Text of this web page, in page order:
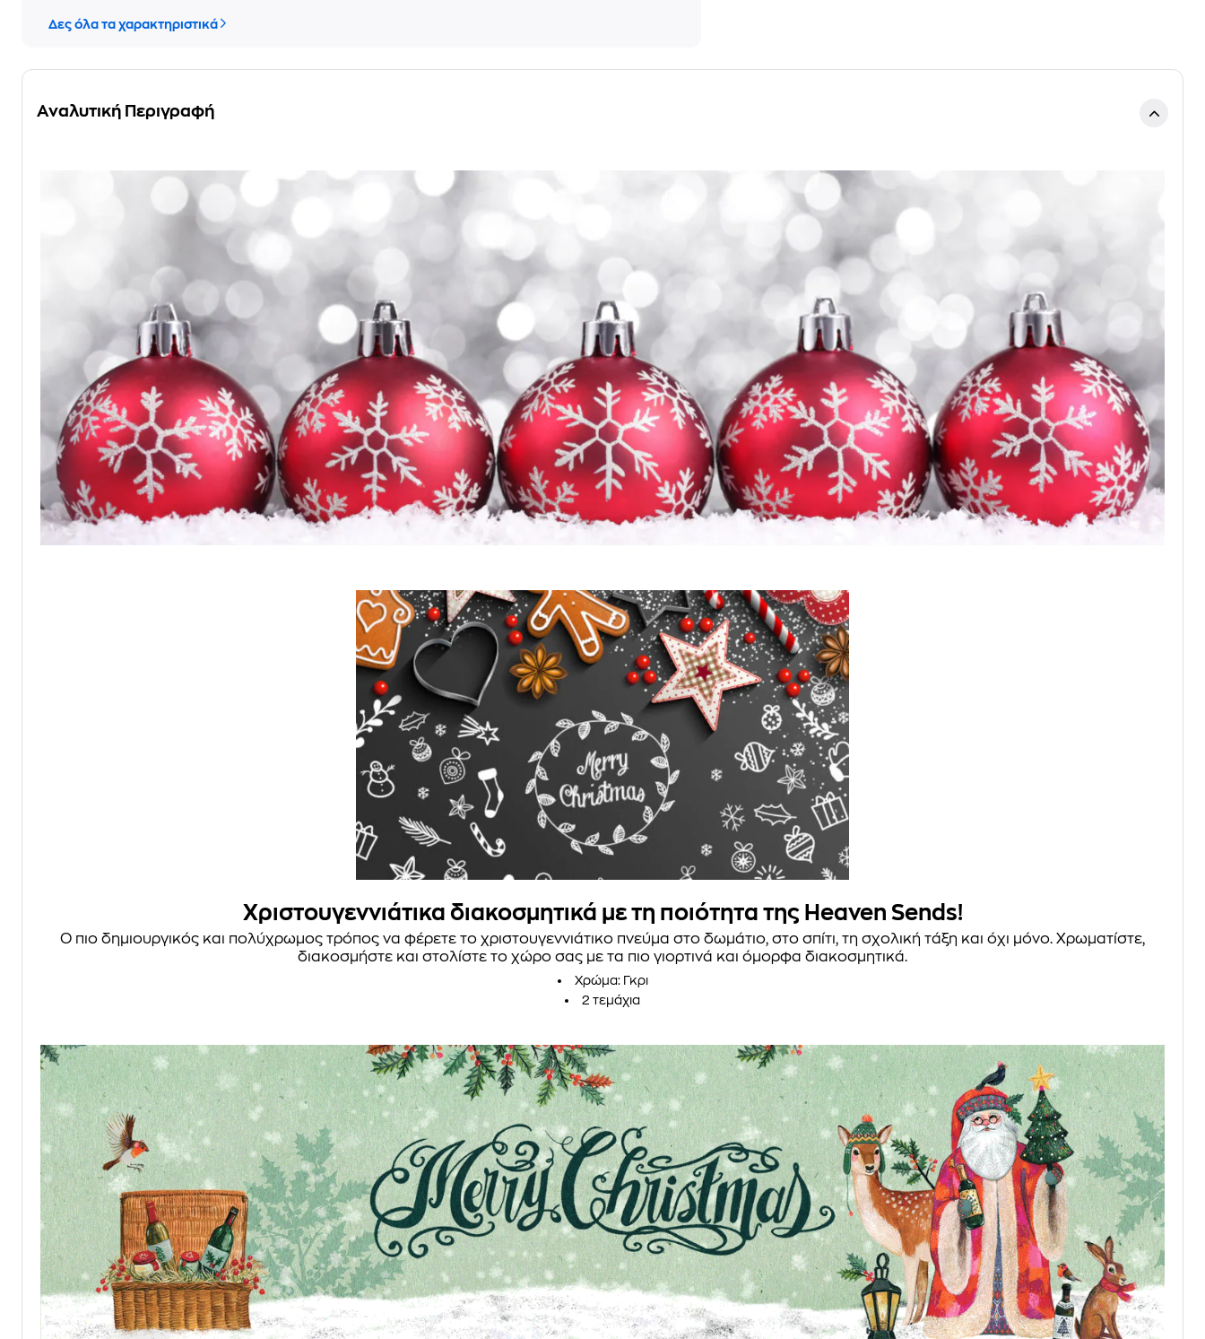
Δες όλα τα χαρακτηριστικά
Αναλυτική Περιγραφή
Χριστουγεννιάτικα διακοσμητικά με τη ποιότητα της Heaven Sends!
Ο πιο δημιουργικός και πολύχρωμος τρόπος να φέρετε το χριστουγεννιάτικο πνεύμα στο δωμάτιο, στο σπίτι, τη σχολική τάξη και όχι μόνο. Χρωματίστε,
διακοσμήστε και στολίστε το χώρο σας με τα πιο γιορτινά και όμορφα διακοσμητικά.
Χρώμα: Γκρι
2 τεμάχια